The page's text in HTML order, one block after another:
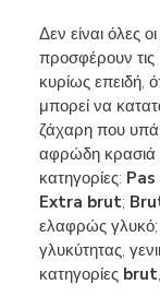
Δεν είναι όλες
προσφέρουν τις
κυρίως επειδή,
μπορεί να
ζάχαρη που
αφρώδη κρασιά
κατηγορίες:
Extra brut;
ελαφρώς γλυκό;
γλυκύτητας,
κατηγορίες brut,